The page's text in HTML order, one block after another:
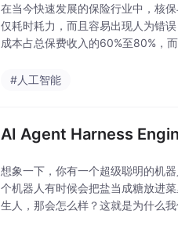
在当今快速发展的保险行业中，核
仅耗时耗力，而且容易出现人为错
成本占总保费收入的60%至80%，
#人工智能
AI Agent Harness
想象一下，你有一个超级聪明的机
个机器人有时候会把盐当成糖放进
生人，那会怎么样？这就是为什么